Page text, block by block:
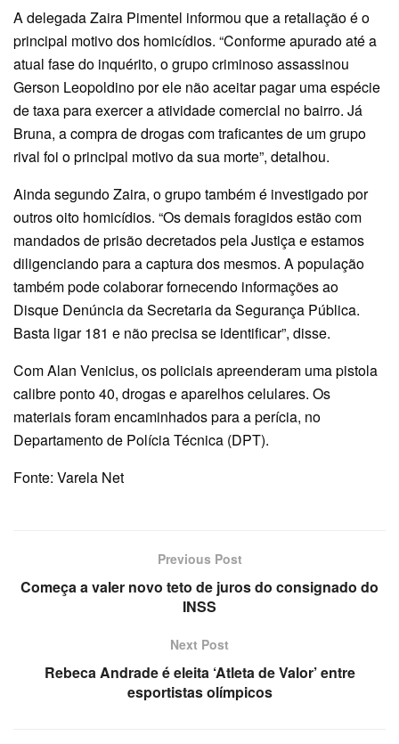
A delegada Zaira Pimentel informou que a retaliação é o
principal motivo dos homicídios. “Conforme apurado até a
atual fase do inquérito, o grupo criminoso assassinou
Gerson Leopoldino por ele não aceitar pagar uma espécie
de taxa para exercer a atividade comercial no bairro. Já
Bruna, a compra de drogas com traficantes de um grupo
rival foi o principal motivo da sua morte”, detalhou.
Ainda segundo Zaira, o grupo também é investigado por
outros oito homicídios. “Os demais foragidos estão com
mandados de prisão decretados pela Justiça e estamos
diligenciando para a captura dos mesmos. A população
também pode colaborar fornecendo informações ao
Disque Denúncia da Secretaria da Segurança Pública.
Basta ligar 181 e não precisa se identificar”, disse.
Com Alan Venicius, os policiais apreenderam uma pistola
calibre ponto 40, drogas e aparelhos celulares. Os
materiais foram encaminhados para a perícia, no
Departamento de Polícia Técnica (DPT).
Fonte: Varela Net
Previous Post
Começa a valer novo teto de juros do consignado do
INSS
Next Post
Rebeca Andrade é eleita ‘Atleta de Valor’ entre
esportistas olímpicos